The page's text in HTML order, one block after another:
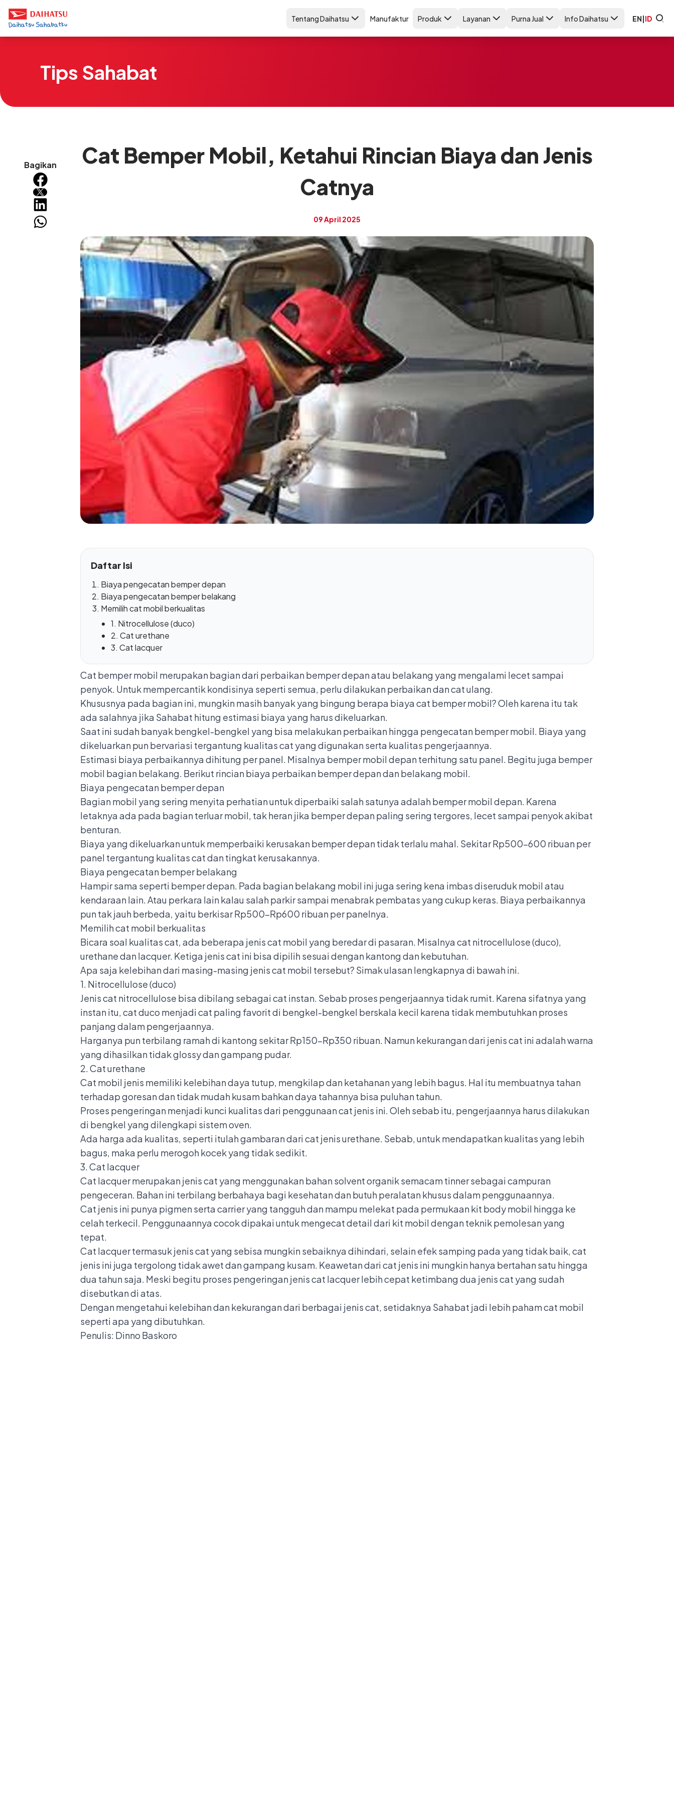
Tentang Daihatsu Manufaktur Produk Layanan Purna Jual Info Daihatsu EN|ID
Tips Sahabat
Bagikan
Cat Bemper Mobil, Ketahui Rincian Biaya dan Jenis
Catnya
09 April 2025
Daftar Isi
Biaya pengecatan bemper depan
Biaya pengecatan bemper belakang
Memilih cat mobil berkualitas
1. Nitrocellulose (duco)
2. Cat urethane
3. Cat lacquer
Cat bemper mobil merupakan bagian dari perbaikan bemper depan atau belakang yang mengalami lecet sampai
penyok. Untuk mempercantik kondisinya seperti semua, perlu dilakukan perbaikan dan cat ulang.
Khususnya pada bagian ini, mungkin masih banyak yang bingung berapa biaya cat bemper mobil? Oleh karena itu tak
ada salahnya jika Sahabat hitung estimasi biaya yang harus dikeluarkan.
Saat ini sudah banyak bengkel-bengkel yang bisa melakukan perbaikan hingga pengecatan bemper mobil. Biaya yang
dikeluarkan pun bervariasi tergantung kualitas cat yang digunakan serta kualitas pengerjaannya.
Estimasi biaya perbaikannya dihitung per panel. Misalnya bemper mobil depan terhitung satu panel. Begitu juga bemper
mobil bagian belakang. Berikut rincian biaya perbaikan bemper depan dan belakang mobil.
Biaya pengecatan bemper depan
Bagian mobil yang sering menyita perhatian untuk diperbaiki salah satunya adalah bemper mobil depan. Karena
letaknya ada pada bagian terluar mobil, tak heran jika bemper depan paling sering tergores, lecet sampai penyok akibat
benturan.
Biaya yang dikeluarkan untuk memperbaiki kerusakan bemper depan tidak terlalu mahal. Sekitar Rp500-600 ribuan per
panel tergantung kualitas cat dan tingkat kerusakannya.
Biaya pengecatan bemper belakang
Hampir sama seperti bemper depan. Pada bagian belakang mobil ini juga sering kena imbas diseruduk mobil atau
kendaraan lain. Atau perkara lain kalau salah parkir sampai menabrak pembatas yang cukup keras. Biaya perbaikannya
pun tak jauh berbeda, yaitu berkisar Rp500-Rp600 ribuan per panelnya.
Memilih cat mobil berkualitas
Bicara soal kualitas cat, ada beberapa jenis cat mobil yang beredar di pasaran. Misalnya cat nitrocellulose (duco),
urethane dan lacquer. Ketiga jenis cat ini bisa dipilih sesuai dengan kantong dan kebutuhan.
Apa saja kelebihan dari masing-masing jenis cat mobil tersebut? Simak ulasan lengkapnya di bawah ini.
1. Nitrocellulose (duco)
Jenis cat nitrocellulose bisa dibilang sebagai cat instan. Sebab proses pengerjaannya tidak rumit. Karena sifatnya yang
instan itu, cat duco menjadi cat paling favorit di bengkel-bengkel berskala kecil karena tidak membutuhkan proses
panjang dalam pengerjaannya.
Harganya pun terbilang ramah di kantong sekitar Rp150-Rp350 ribuan. Namun kekurangan dari jenis cat ini adalah warna
yang dihasilkan tidak glossy dan gampang pudar.
2. Cat urethane
Cat mobil jenis memiliki kelebihan daya tutup, mengkilap dan ketahanan yang lebih bagus. Hal itu membuatnya tahan
terhadap goresan dan tidak mudah kusam bahkan daya tahannya bisa puluhan tahun.
Proses pengeringan menjadi kunci kualitas dari penggunaan cat jenis ini. Oleh sebab itu, pengerjaannya harus dilakukan
di bengkel yang dilengkapi sistem oven.
Ada harga ada kualitas, seperti itulah gambaran dari cat jenis urethane. Sebab, untuk mendapatkan kualitas yang lebih
bagus, maka perlu merogoh kocek yang tidak sedikit.
3. Cat lacquer
Cat lacquer merupakan jenis cat yang menggunakan bahan solvent organik semacam tinner sebagai campuran
pengeceran. Bahan ini terbilang berbahaya bagi kesehatan dan butuh peralatan khusus dalam penggunaannya.
Cat jenis ini punya pigmen serta carrier yang tangguh dan mampu melekat pada permukaan kit body mobil hingga ke
celah terkecil. Penggunaannya cocok dipakai untuk mengecat detail dari kit mobil dengan teknik pemolesan yang
tepat.
Cat lacquer termasuk jenis cat yang sebisa mungkin sebaiknya dihindari, selain efek samping pada yang tidak baik, cat
jenis ini juga tergolong tidak awet dan gampang kusam. Keawetan dari cat jenis ini mungkin hanya bertahan satu hingga
dua tahun saja. Meski begitu proses pengeringan jenis cat lacquer lebih cepat ketimbang dua jenis cat yang sudah
disebutkan di atas.
Dengan mengetahui kelebihan dan kekurangan dari berbagai jenis cat, setidaknya Sahabat jadi lebih paham cat mobil
seperti apa yang dibutuhkan.
Penulis: Dinno Baskoro